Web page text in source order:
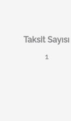
Taksit Sayısı
1